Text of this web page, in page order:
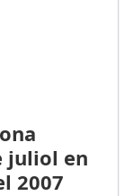
juliol en
2007